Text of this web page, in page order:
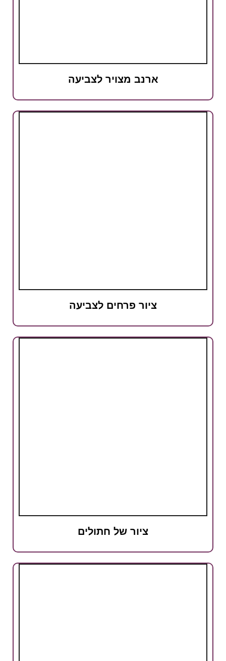
ארנב מצויר לצביעה
ציור פרחים לצביעה
ציור של חתולים